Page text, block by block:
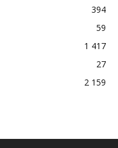
394
59
1 417
27
2 159